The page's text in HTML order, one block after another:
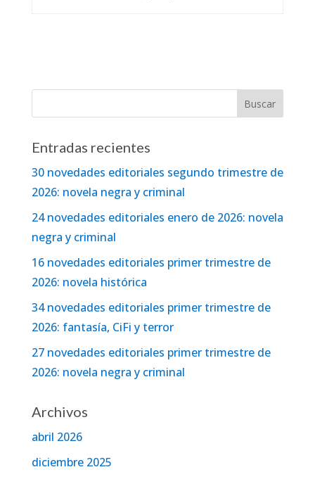
Entradas recientes
30 novedades editoriales segundo trimestre de
2026: novela negra y criminal
24 novedades editoriales enero de 2026: novela
negra y criminal
16 novedades editoriales primer trimestre de
2026: novela histórica
34 novedades editoriales primer trimestre de
2026: fantasía, CiFi y terror
27 novedades editoriales primer trimestre de
2026: novela negra y criminal
Archivos
abril 2026
diciembre 2025